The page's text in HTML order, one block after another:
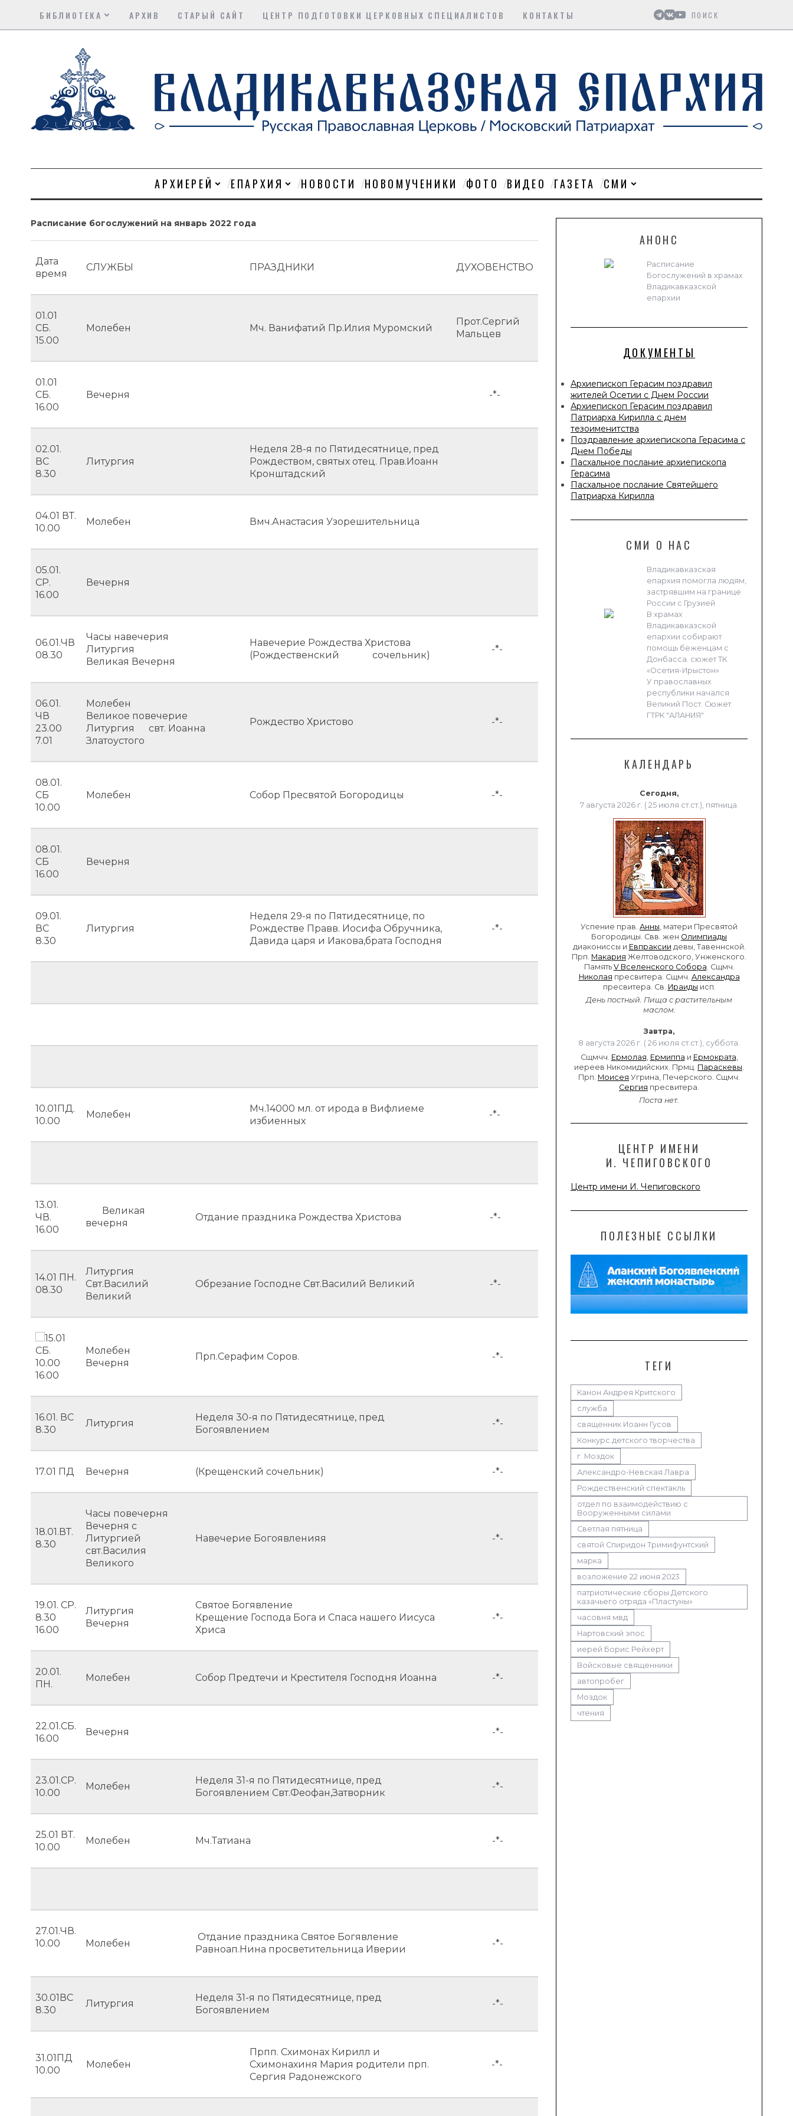
БИБЛИОТЕКА АРХИВ СТАРЫЙ САЙТ ЦЕНТР ПОДГОТОВКИ ЦЕРКОВНЫХ СПЕЦИАЛИСТОВ КОНТАКТЫ
АРХИЕРЕЙ ЕПАРХИЯ НОВОСТИ НОВОМУЧЕНИКИ ФОТО ВИДЕО ГАЗЕТА СМИ
АНОНС
Расписание
Богослужений в храмах
Владикавказской
епархии
ДОКУМЕНТЫ
Архиепископ Герасим поздравил
жителей Осетии с Днем России
Архиепископ Герасим поздравил
Патриарха Кирилла с днем
тезоименитства
Поздравление архиепископа Герасима с
Днем Победы
Пасхальное послание архиепископа
Герасима
Пасхальное послание Святейшего
Патриарха Кирилла
СМИ О НАС
Владикавказская
епархия помогла людям,
застрявшим на границе
России с Грузией
В храмах
Владикавказской
епархии собирают
помощь беженцам с
Донбасса. сюжет ТК
«Осетия-Ирыстон»
У православных
республики начался
Великий Пост. Сюжет
ГТРК "АЛАНИЯ"
КАЛЕНДАРЬ
Сегодня,
7 августа 2026 г. ( 25 июля ст.ст.), пятница.
Успение прав. Анны , матери Пресвятой
Богородицы. Свв. жен Олимпиады
диакониссы и Евпраксии девы, Тавеннской.
Прп. Макария Желтоводского, Унженского.
Память V Вселенского Собора . Сщмч.
Николая пресвитера. Сщмч. Александра
пресвитера. Св. Ираиды исп.
День постный. Пища с растительным
маслом.
Завтра,
8 августа 2026 г. ( 26 июля ст.ст.), суббота.
Сщмчч. Ермолая Ермиппа и Ермократа
иереев Никомидийских. Прмц. Параскевы
Прп. Моисея Угрина, Печерского. Сщмч.
Сергия пресвитера.
Поста нет.
ЦЕНТР ИМЕНИ
И. ЧЕПИГОВСКОГО
Центр имени И. Чепиговского
ПОЛЕЗНЫЕ ССЫЛКИ
ТЕГИ
Канон Андрея Критского
служба
священник Иоанн Гусов
Конкурс детского творчества
г. Моздок
Александро-Невская Лавра
Рождественский спектакль
отдел по взаимодействию с
Вооруженными силами
Светлая пятница
святой Спиридон Тримифунтский
марка
возложение 22 июня 2023
патриотические сборы Детского
казачьего отряда «Пластуны»
часовня мвд
Нартовский эпос
иерей Борис Рейхерт
Войсковые священники
автопробег
Моздок
чтения
Расписание богослужений на январь 2022 года
Дата
время
СЛУЖБЫ ПРАЗДНИКИ ДУХОВЕНСТВО
01.01
СБ.
15.00
Молебен Мч. Ванифатий Пр.Илия Муромский
Прот.Сергий
Мальцев
01.01
СБ.
16.00
Вечерня -*-
02.01.
ВС
8.30
Литургия
Неделя 28-я по Пятидесятнице, пред
Рождеством, святых отец. Прав.Иоанн
Кронштадский
04.01 ВТ.
10.00
Молебен Вмч.Анастасия Узорешительница
05.01.
СР.
16.00
Вечерня
06.01.ЧВ
08.30
Часы навечерия
Литургия
Великая Вечерня
Навечерие Рождества Христова
(Рождественский сочельник)
-*-
06.01.
ЧВ
23.00
7.01
Молебен
Великое повечерие
Литургия свт. Иоанна
Златоустого
Рождество Христово -*-
08.01.
СБ
10.00
Молебен Собор Пресвятой Богородицы -*-
08.01.
СБ
16.00
Вечерня
09.01.
ВС
8.30
Литургия
Неделя 29-я по Пятидесятнице, по
Рождестве Правв. Иосифа Обручника,
Давида царя и Иакова,брата Господня
-*-
10.01ПД.
10.00
Молебен
Мч.14000 мл. от ирода в Вифлиеме
избиенных
-*-
13.01.
ЧВ.
16.00
Великая
вечерня
Отдание праздника Рождества Христова -*-
14.01 ПН.
08.30
Литургия
Свт.Василий
Великий
Обрезание Господне Свт.Василий Великий -*-
15.01
СБ.
10.00
16.00
Молебен
Вечерня
Прп.Серафим Соров. -*-
16.01. ВС
8.30
Литургия
Неделя 30-я по Пятидесятнице, пред
Богоявлением
-*-
17.01 ПД Вечерня (Крещенский сочельник) -*-
18.01.ВТ.
8.30
Часы повечерня
Вечерня с
Литургией
свт.Василия
Великого
Навечерие Богоявленияя -*-
19.01. СР.
8.30
16.00
Литургия
Вечерня
Святое Богявление
Крещение Господа Бога и Спаса нашего Иисуса
Хриса
-*-
20.01.
ПН.
Молебен Собор Предтечи и Крестителя Господня Иоанна -*-
22.01.СБ.
16.00
Вечерня -*-
23.01.СР.
10.00
Молебен
Неделя 31-я по Пятидесятнице, пред
Богоявлением Свт.Феофан,Затворник
-*-
25.01 ВТ.
10.00
Молебен Мч.Татиана -*-
27.01.ЧВ.
10.00
Молебен
Отдание праздника Святое Богявление
Равноап.Нина просветительница Иверии
-*-
30.01ВС
8.30
Литургия
Неделя 31-я по Пятидесятнице, пред
Богоявлением
-*-
31.01ПД
10.00
Молебен
Прпп. Схимонах Кирилл и
Схимонахиня Мария родители прп.
Сергия Радонежского
-*-